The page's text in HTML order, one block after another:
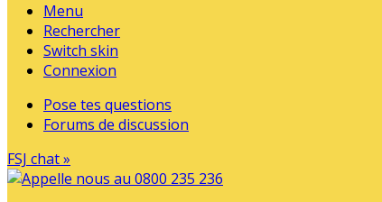
Menu
Rechercher
Switch skin
Connexion
Pose tes questions
Forums de discussion
FSJ chat »